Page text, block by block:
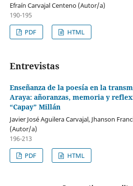
Efraín Carvajal Centeno (Autor/a)
190-195
PDF
HTML
Entrevistas
Enseñanza de la poesía en la
Araya: añoranzas, memoria y
“Capay” Millán
Javier José Aguilera Carvajal, Jhanson
(Autor/a)
196-213
PDF
HTML